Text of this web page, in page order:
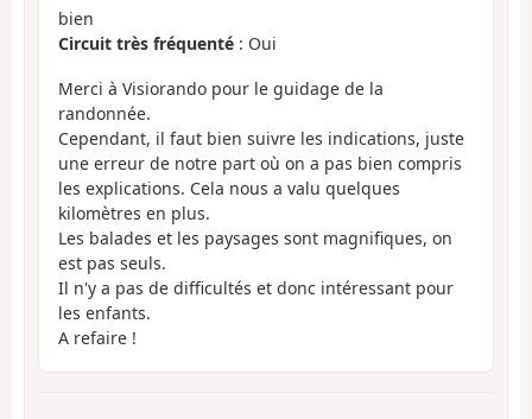
bien
Circuit très fréquenté : Oui
Merci à Visiorando pour le guidage de la
randonnée.
Cependant, il faut bien suivre les indications, juste
une erreur de notre part où on a pas bien compris
les explications. Cela nous a valu quelques
kilomètres en plus.
Les balades et les paysages sont magnifiques, on
est pas seuls.
Il n'y a pas de difficultés et donc intéressant pour
les enfants.
A refaire !